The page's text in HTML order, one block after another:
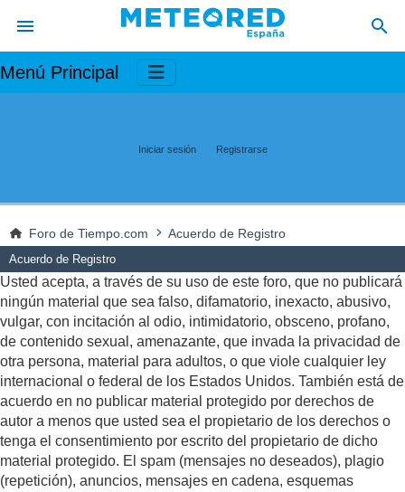
Menú Principal
Iniciar sesión Registrarse
Foro de Tiempo.com Acuerdo de Registro
Acuerdo de Registro
Usted acepta, a través de su uso de este foro, que no publicará
ningún material que sea falso, difamatorio, inexacto, abusivo,
vulgar, con incitación al odio, intimidatorio, obsceno, profano,
de contenido sexual, amenazante, que invada la privacidad de
otra persona, material para adultos, o que viole cualquier ley
internacional o federal de los Estados Unidos. También está de
acuerdo en no publicar material protegido por derechos de
autor a menos que usted sea el propietario de los derechos o
tenga el consentimiento por escrito del propietario de dicho
material protegido. El spam (mensajes no deseados), plagio
(repetición), anuncios, mensajes en cadena, esquemas